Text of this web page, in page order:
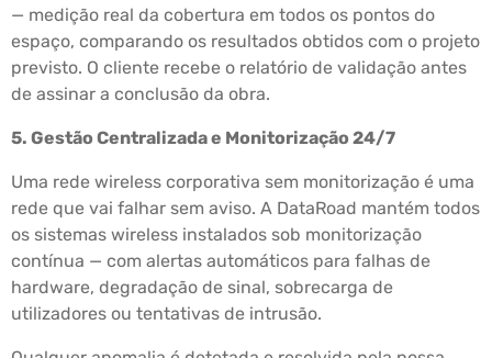
— medição real da cobertura em todos os pontos do
espaço, comparando os resultados obtidos com o projeto
previsto. O cliente recebe o relatório de validação antes
de assinar a conclusão da obra.
5. Gestão Centralizada e Monitorização 24/7
Uma rede wireless corporativa sem monitorização é uma
rede que vai falhar sem aviso. A DataRoad mantém todos
os sistemas wireless instalados sob monitorização
contínua — com alertas automáticos para falhas de
hardware, degradação de sinal, sobrecarga de
utilizadores ou tentativas de intrusão.